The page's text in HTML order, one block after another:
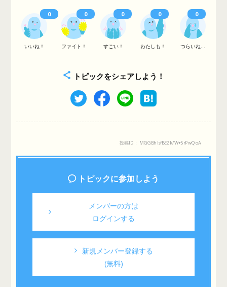
いいね！ ファイト！ すごい！ わたしも！ つらいね...
0 0 0 0 0
トピックをシェアしよう！
投稿ID： MGGBhlsfBE2k/W+5rPwQoA
トピックに参加しよう
メンバーの方は
ログインする
新規メンバー登録する
(無料)